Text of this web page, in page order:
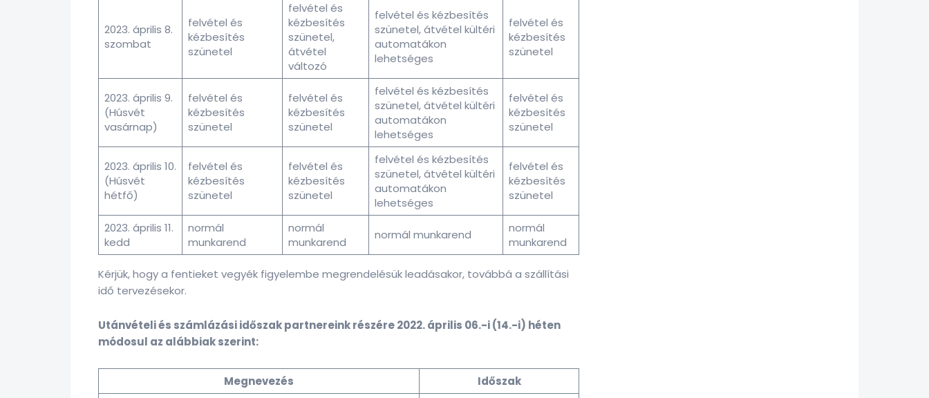
2023. április 8.
szombat
felvétel és
kézbesítés
szünetel
felvétel és
kézbesítés
szünetel,
átvétel
változó
felvétel és kézbesítés
szünetel, átvétel kültéri
automatákon
lehetséges
felvétel és
kézbesítés
szünetel
2023. április 9.
(Húsvét
vasárnap)
felvétel és
kézbesítés
szünetel
felvétel és
kézbesítés
szünetel
felvétel és kézbesítés
szünetel, átvétel kültéri
automatákon
lehetséges
felvétel és
kézbesítés
szünetel
2023. április 10.
(Húsvét
hétfő)
felvétel és
kézbesítés
szünetel
felvétel és
kézbesítés
szünetel
felvétel és kézbesítés
szünetel, átvétel kültéri
automatákon
lehetséges
felvétel és
kézbesítés
szünetel
2023. április 11.
kedd
normál
munkarend
normál
munkarend
normál munkarend
normál
munkarend
Kérjük, hogy a fentieket vegyék figyelembe megrendelésük leadásakor, továbbá a szállítási
idő tervezésekor.
Utánvételi és számlázási időszak partnereink részére 2022. április 06.-i (14.-i) héten
módosul az alábbiak szerint:
Megnevezés Időszak